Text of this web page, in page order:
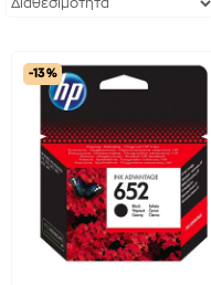
-13 %